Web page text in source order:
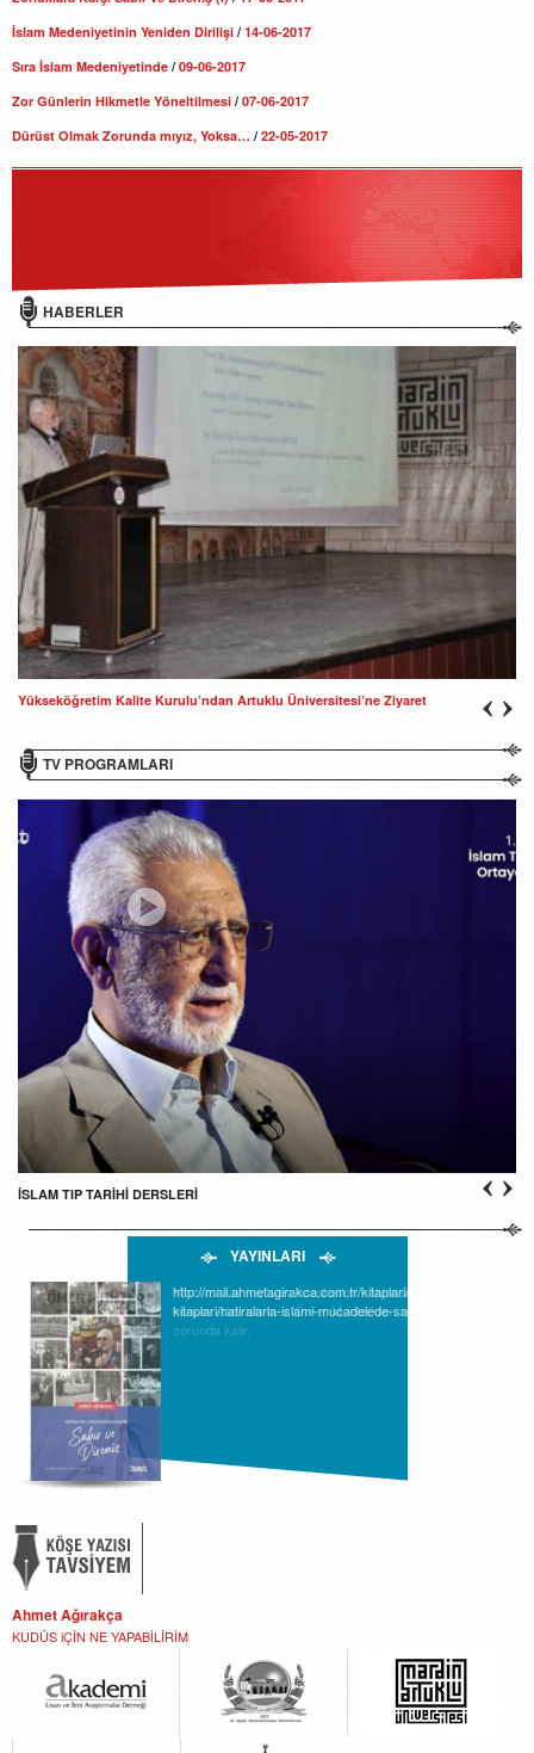
İslam Medeniyetinin Yeniden Dirilişi / 14-06-2017
Sıra İslam Medeniyetinde / 09-06-2017
Zor Günlerin Hikmetle Yöneltilmesi / 07-06-2017
Dürüst Olmak Zorunda mıyız, Yoksa… / 22-05-2017
HABERLER
Yükseköğretim Kalite Kurulu’ndan Artuklu Üniversitesi’ne Ziyaret
TV PROGRAMLARI
İSLAM TIP TARİHİ DERSLERİ
YAYINLARI
Yirminci asır kurtuluş hareketleri hakkında yazı yazan
herkes ister istemez Ömer Muhtar'dan söz etmek
zorunda kalır.
Ahmet Ağırakça
KUDÜS iÇİN NE YAPABİLİRİM